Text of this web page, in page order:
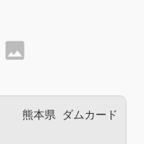
image
熊本県 ダムカード